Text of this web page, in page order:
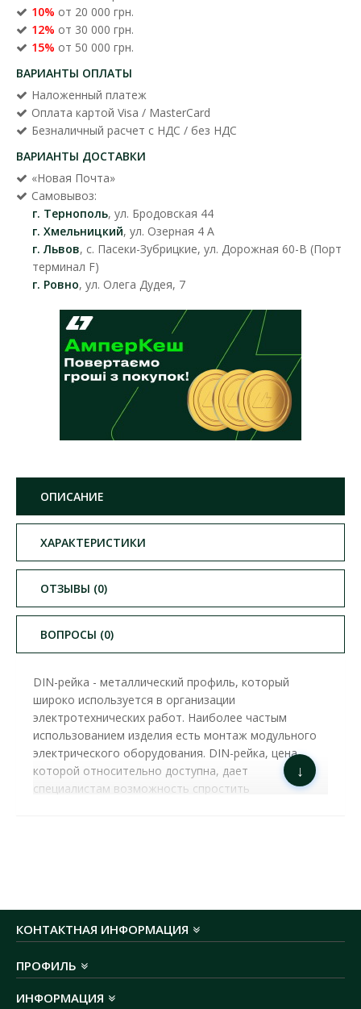
10% от 20 000 грн.
12% от 30 000 грн.
15% от 50 000 грн.
ВАРИАНТЫ ОПЛАТЫ
Наложенный платеж
Оплата картой Visa / MasterCard
Безналичный расчет с НДС / без НДС
ВАРИАНТЫ ДОСТАВКИ
«Новая Почта»
Самовывоз:
г. Тернополь, ул. Бродовская 44
г. Хмельницкий, ул. Озерная 4 А
г. Львов, с. Пасеки-Зубрицкие, ул. Дорожная 60-В (Порт
терминал F)
г. Ровно, ул. Олега Дудея, 7
ОПИСАНИЕ
ХАРАКТЕРИСТИКИ
ОТЗЫВЫ (0)
ВОПРОСЫ (0)
DIN-рейка - металлический профиль, который
широко используется в организации
электротехнических работ. Наиболее частым
использованием изделия есть монтаж модульного
электрического оборудования. DIN-рейка, цена
которой относительно доступна, дает
специалистам возможность спростить
габаритные размеры ГхШхВ:0,8x40х1000 мм
↓
КОНТАКТНАЯ ИНФОРМАЦИЯ
ПРОФИЛЬ
ИНФОРМАЦИЯ